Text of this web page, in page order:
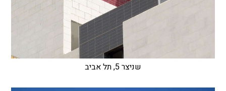
שניצר 5, תל אביב